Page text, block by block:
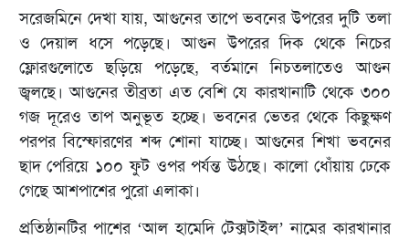
সরেজমিনে দেখা যায়, আগুনের তাপে ভবনের উপরের দুটি তলা
ও দেয়াল ধসে পড়েছে। আগুন উপরের দিক থেকে নিচের
ফ্লোরগুলোতে ছড়িয়ে পড়েছে, বর্তমানে নিচতলাতেও আগুন
জ্বলছে। আগুনের তীব্রতা এত বেশি যে কারখানাটি থেকে ৩০০
গজ দূরেও তাপ অনুভূত হচ্ছে। ভবনের ভেতর থেকে কিছুক্ষণ
পরপর বিস্ফোরণের শব্দ শোনা যাচ্ছে। আগুনের শিখা ভবনের
ছাদ পেরিয়ে ১০০ ফুট ওপর পর্যন্ত উঠছে। কালো ধোঁয়ায় ঢেকে
গেছে আশপাশের পুরো এলাকা।
প্রতিষ্ঠানটির পাশের ‘আল হামেদি টেক্সটাইল’ নামের কারখানার